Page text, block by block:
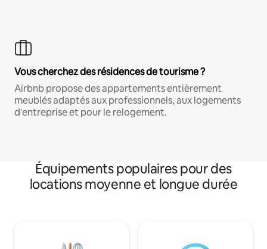
Vous cherchez des résidences de tourisme ?
Airbnb propose des appartements entièrement
meublés adaptés aux professionnels, aux logements
d'entreprise et pour le relogement.
Équipements populaires pour des
locations moyenne et longue durée